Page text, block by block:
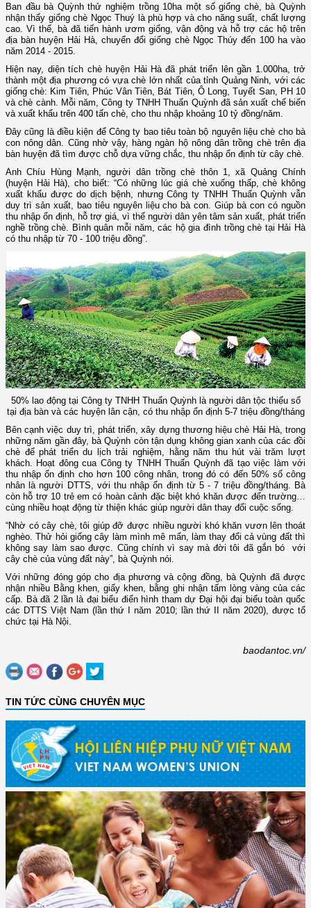
Ban đầu bà Quỳnh thử nghiệm trồng 10ha một số giống chè, bà Quỳnh
nhận thấy giống chè Ngọc Thuý là phù hợp và cho năng suất, chất lượng
cao. Vì thế, bà đã tiến hành ươm giống, vận động và hỗ trợ các hộ trên
địa bàn huyện Hải Hà, chuyển đổi giống chè Ngọc Thúy đến 100 ha vào
năm 2014 - 2015.
Hiện nay, diện tích chè huyện Hải Hà đã phát triển lên gần 1.000ha, trở
thành một địa phương có vựa chè lớn nhất của tỉnh Quảng Ninh, với các
giống chè: Kim Tiên, Phúc Vân Tiên, Bát Tiên, Ô Long, Tuyết San, PH 10
và chè cành. Mỗi năm, Công ty TNHH Thuấn Quỳnh đã sản xuất chế biến
và xuất khẩu trên 400 tấn chè, cho thu nhập khoảng 10 tỷ đồng/năm.
Đây cũng là điều kiện để Công ty bao tiêu toàn bộ nguyên liệu chè cho bà
con nông dân. Cũng nhờ vậy, hàng ngàn hộ nông dân trồng chè trên địa
bàn huyện đã tìm được chỗ dựa vững chắc, thu nhập ổn định từ cây chè.
Anh Chíu Hùng Mạnh, người dân trồng chè thôn 1, xã Quảng Chính
(huyện Hải Hà), cho biết: “Có những lúc giá chè xuống thấp, chè không
xuất khẩu được do dịch bệnh, nhưng Công ty TNHH Thuấn Quỳnh vẫn
duy trì sản xuất, bao tiêu nguyên liệu cho bà con. Giúp bà con có nguồn
thu nhập ổn định, hỗ trợ giá, vì thế người dân yên tâm sản xuất, phát triển
nghề trồng chè. Bình quân mỗi năm, các hộ gia đình trồng chè tại Hải Hà
có thu nhập từ 70 - 100 triệu đồng”.
50% lao động tại Công ty TNHH Thuấn Quỳnh là người dân tộc thiếu số
tại địa bàn và các huyện lân cận, có thu nhập ổn định 5-7 triệu đồng/tháng
Bên cạnh việc duy trì, phát triển, xây dựng thương hiệu chè Hải Hà, trong
những năm gần đây, bà Quỳnh còn tận dụng không gian xanh của các đồi
chè để phát triển du lịch trải nghiệm, hằng năm thu hút vài trăm lượt
khách. Hoạt đông cua Công ty TNHH Thuấn Quỳnh đã tạo việc làm với
thu nhập ổn định cho hơn 100 công nhân, trong đó có đến 50% số công
nhân là người DTTS, với thu nhập ổn định từ 5 - 7 triệu đồng/tháng. Bà
còn hỗ trợ 10 trẻ em có hoàn cảnh đặc biệt khó khăn được đến trường…
cùng nhiều hoạt động từ thiện khác giúp người dân thay đổi cuộc sống.
“Nhờ có cây chè, tôi giúp đỡ được nhiều người khó khăn vươn lên thoát
nghèo. Thử hỏi giống cây làm mình mê mẩn, làm thay đổi cả vùng đất thì
không say làm sao được. Cũng chính vì say mà đời tôi đã gắn bó với
cây chè của vùng đất này”, bà Quỳnh nói.
Với những đóng góp cho địa phương và cộng đồng, bà Quỳnh đã được
nhận nhiều Bằng khen, giấy khen, bằng ghi nhận tấm lòng vàng của các
cấp. Bà đã 2 lần là đại biểu điển hình tham dự Đại hội đại biểu toàn quốc
các DTTS Việt Nam (lần thứ I năm 2010; lần thứ II năm 2020), được tổ
chức tại Hà Nội.
baodantoc.vn/
TIN TỨC CÙNG CHUYÊN MỤC